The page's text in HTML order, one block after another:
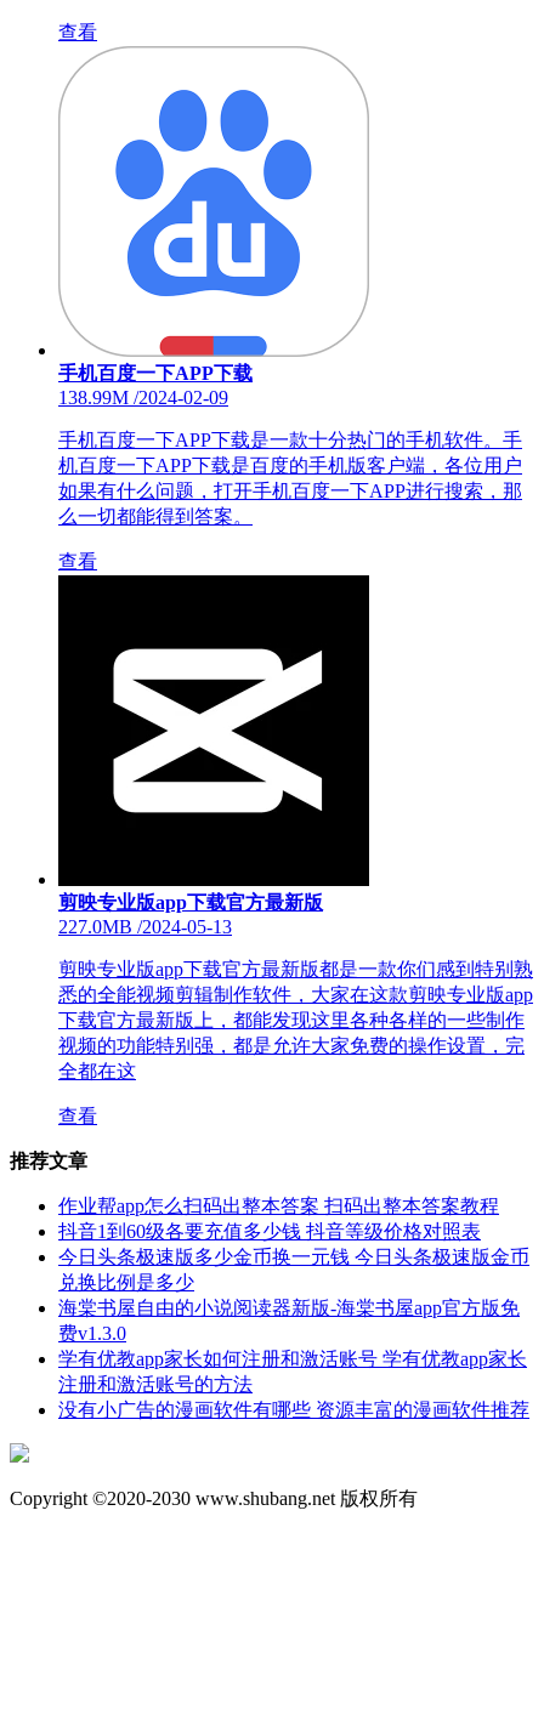
查看
手机百度一下APP下载
138.99M /2024-02-09
手机百度一下APP下载是一款十分热门的手机软件。手
机百度一下APP下载是百度的手机版客户端，各位用户
如果有什么问题，打开手机百度一下APP进行搜索，那
么一切都能得到答案。
查看
剪映专业版app下载官方最新版
227.0MB /2024-05-13
剪映专业版app下载官方最新版都是一款你们感到特别熟
悉的全能视频剪辑制作软件，大家在这款剪映专业版app
下载官方最新版上，都能发现这里各种各样的一些制作
视频的功能特别强，都是允许大家免费的操作设置，完
全都在这
查看
推荐文章
作业帮app怎么扫码出整本答案 扫码出整本答案教程
抖音1到60级各要充值多少钱 抖音等级价格对照表
今日头条极速版多少金币换一元钱 今日头条极速版金币
兑换比例是多少
海棠书屋自由的小说阅读器新版-海棠书屋app官方版免
费v1.3.0
学有优教app家长如何注册和激活账号 学有优教app家长
注册和激活账号的方法
没有小广告的漫画软件有哪些 资源丰富的漫画软件推荐
Copyright ©2020-2030 www.shubang.net 版权所有